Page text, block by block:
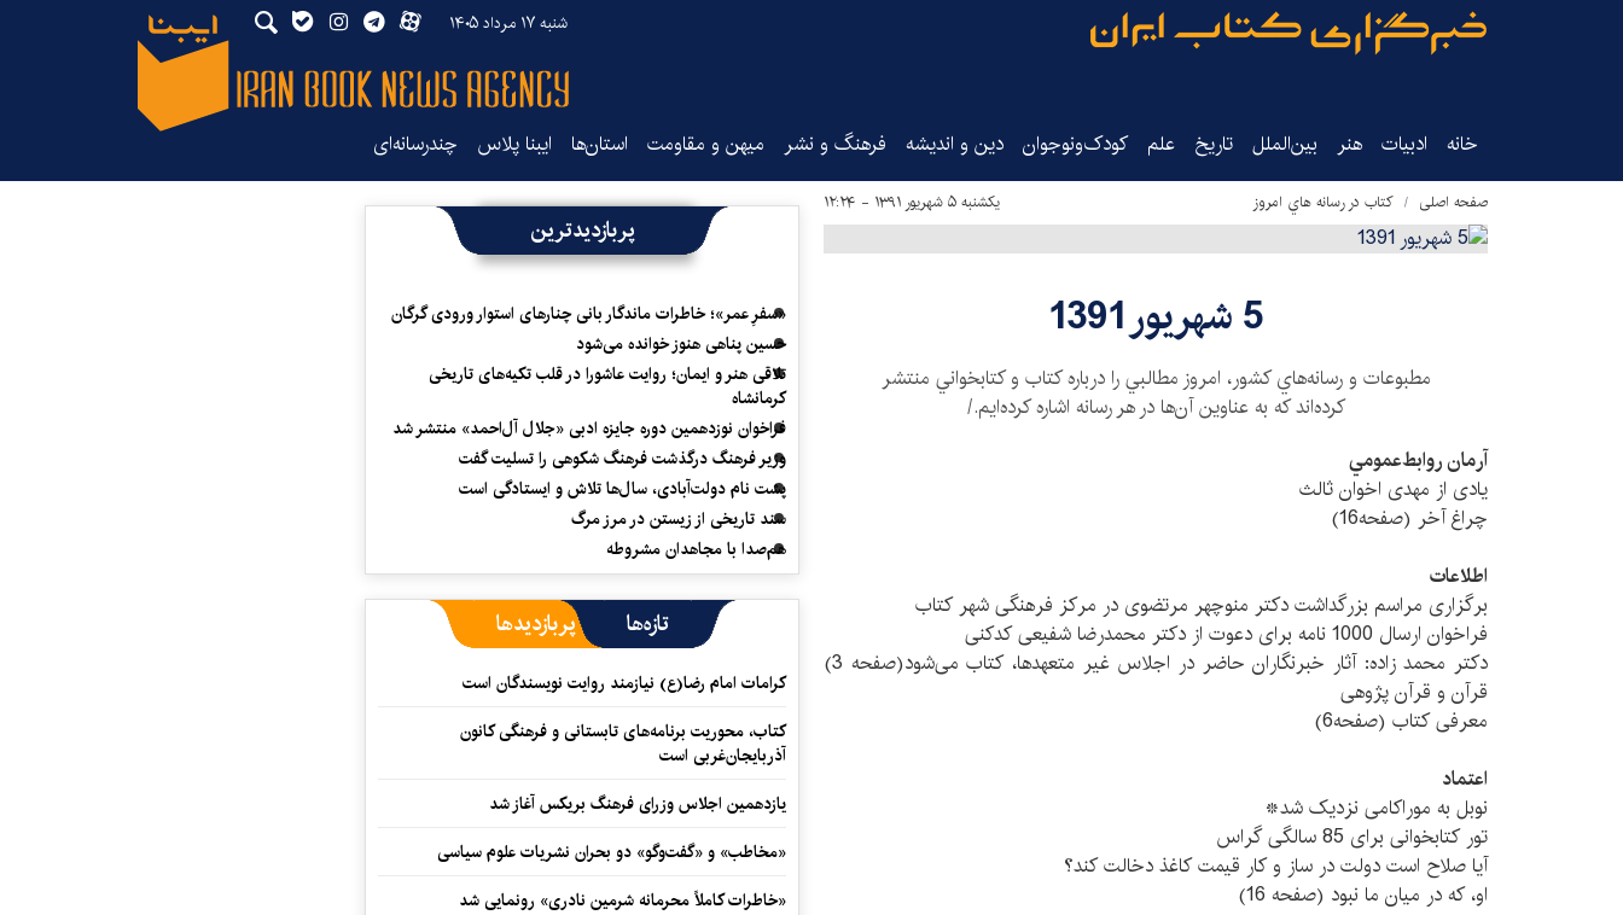
شنبه ۱۷ مرداد ۱۴۰۵
خانه ادبیات هنر بین‌الملل تاریخ‌ علم کودک‌ونوجوان دین و اندیشه فرهنگ و نشر میهن و مقاومت استان‌ها ایبنا پلاس چندرسانه‌ای
صفحه اصلی كتاب در رسانه هاي امروز یکشنبه ۵ شهریور ۱۳۹۱ - ۱۲:۲۴
5 شهریور 1391
مطبوعات و رسانه‌هاي كشور، امروز مطالبي را درباره كتاب و كتابخواني منتشر
كرده‌اند كه به عناوين آن‌ها در هر رسانه اشاره كرده‌ايم./
آرمان روابط‌عمومي
یادی از مهدی اخوان ثالث
چراغ آخر (صفحه16)
اطلاعات
برگزاری مراسم بزرگداشت دکتر منوچهر مرتضوی در مرکز فرهنگی شهر کتاب
فراخوان ارسال 1000 نامه برای دعوت از دکتر محمدرضا شفیعی کدکنی
دکتر محمد زاده: آثار خبرنگاران حاضر در اجلاس غیر متعهد‌ها، کتاب می‌شود(صفحه 3)
قرآن و قرآن پژوهی
معرفی کتاب (صفحه6)
اعتماد
نوبل به موراکامی نزدیک شد*
تور کتابخوانی برای 85 سالگی گراس
آیا صلاح است دولت در ساز و کار قیمت کاغذ دخالت کند؟
او، که در میان ما نبود (صفحه 16)
پربازدیدترین
«سفرِ عمر»؛ خاطرات ماندگار بانی چنارهای استوار ورودی گرگان
حسین پناهی هنوز خوانده می‌شود
تلاقی هنر و ایمان؛ روایت عاشورا در قلب تکیه‌های تاریخی
کرمانشاه
فراخوان نوزدهمین دوره جایزه ادبی «جلال آل‌احمد» منتشر شد
وزیر فرهنگ درگذشت فرهنگ شکوهی را تسلیت گفت
پشت نام دولت‌آبادی، سال‌ها تلاش و ایستادگی است
سند تاریخی از زیستن در مرز مرگ
هم‌صدا با مجاهدان مشروطه
تازه‌ها پربازدیدها
کرامات امام رضا(ع) نیازمند روایت نویسندگان است
کتاب، محوریت برنامه‌های تابستانی و فرهنگی کانون
آذربایجان‌غربی است
یازدهمین اجلاس وزرای فرهنگ بریکس آغاز شد
«مخاطب» و «گفت‌وگو» دو بحران نشریات علوم سیاسی
«خاطرات کاملاً محرمانه شرمین نادری» رونمایی شد